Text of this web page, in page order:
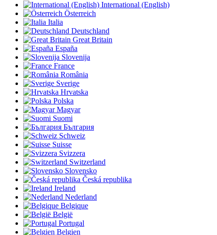
International (English)
Österreich
Italia
Deutschland
Great Britain
España
Slovenija
France
România
Sverige
Hrvatska
Polska
Magyar
Suomi
България
Schweiz
Suisse
Svizzera
Switzerland
Slovensko
Česká republika
Ireland
Nederland
Belgique
België
Portugal
Belgien